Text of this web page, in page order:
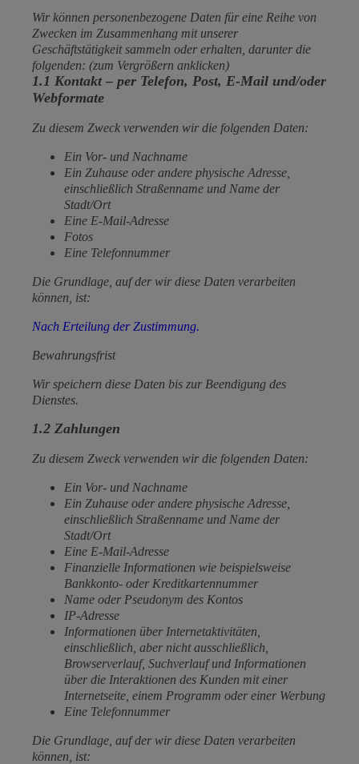
Wir können personenbezogene Daten für eine Reihe von
Zwecken im Zusammenhang mit unserer
Geschäftstätigkeit sammeln oder erhalten, darunter die
folgenden: (zum Vergrößern anklicken)
1.1 Kontakt – per Telefon, Post, E-Mail und/oder
Webformate
Zu diesem Zweck verwenden wir die folgenden Daten:
Ein Vor- und Nachname
Ein Zuhause oder andere physische Adresse,
einschließlich Straßenname und Name der
Stadt/Ort
Eine E-Mail-Adresse
Fotos
Eine Telefonnummer
Die Grundlage, auf der wir diese Daten verarbeiten
können, ist:
Nach Erteilung der Zustimmung.
Bewahrungsfrist
Wir speichern diese Daten bis zur Beendigung des
Dienstes.
1.2 Zahlungen
Zu diesem Zweck verwenden wir die folgenden Daten:
Ein Vor- und Nachname
Ein Zuhause oder andere physische Adresse,
einschließlich Straßenname und Name der
Stadt/Ort
Eine E-Mail-Adresse
Finanzielle Informationen wie beispielsweise
Bankkonto- oder Kreditkartennummer
Name oder Pseudonym des Kontos
IP-Adresse
Informationen über Internetaktivitäten,
einschließlich, aber nicht ausschließlich,
Browserverlauf, Suchverlauf und Informationen
über die Interaktionen des Kunden mit einer
Internetseite, einem Programm oder einer Werbung
Eine Telefonnummer
Die Grundlage, auf der wir diese Daten verarbeiten
können, ist: